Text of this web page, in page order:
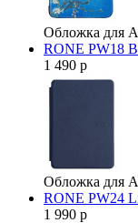
Обложка для
RONE PW18
1 490 р
Обложка для
RONE PW24
1 990 р